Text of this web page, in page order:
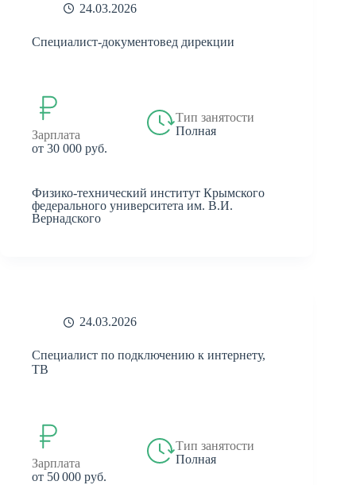
24.03.2026
Специалист-документовед дирекции
Зарплата
от 30 000 руб.
Тип занятости
Полная
Физико-технический институт Крымского
федерального университета им. В.И.
Вернадского
24.03.2026
Специалист по подключению к интернету,
ТВ
Зарплата
от 50 000 руб.
Тип занятости
Полная